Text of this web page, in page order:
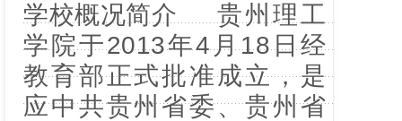
贵州理工
学院于2013年4月18日经
教育部正式批准成立，是
应中共贵州省委、贵州省